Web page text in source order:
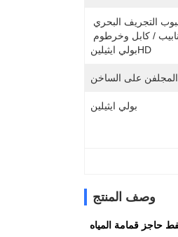
HDبولي ايثيلين
المجلفن على الساخن
بولي ايثيلين
وصف المنتج